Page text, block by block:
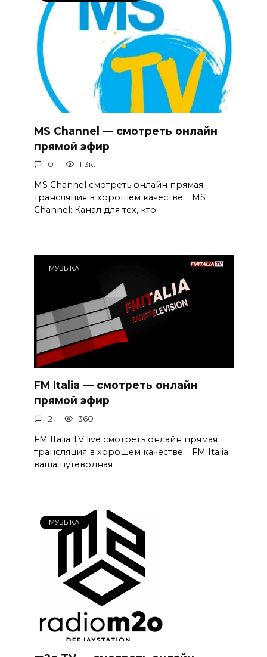
MS Channel — смотреть онлайн
прямой эфир
0 1.3к.
MS Channel смотреть онлайн прямая
трансляция в хорошем качестве. MS
Channel: Канал для тех, кто
МУЗЫКА
FM Italia — смотреть онлайн
прямой эфир
2 360
FM Italia TV live смотреть онлайн прямая
трансляция в хорошем качестве. FM Italia:
ваша путеводная
МУЗЫКА